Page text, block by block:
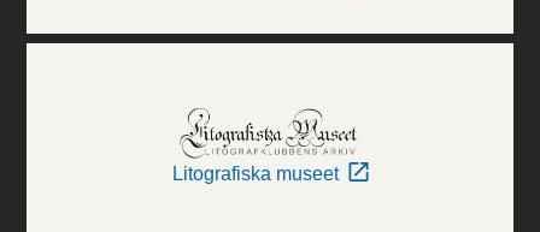
Litografiska museet